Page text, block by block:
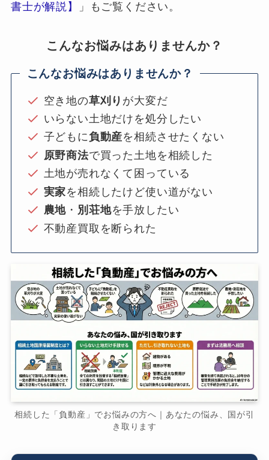
書士が解説】
」もご覧ください。
こんなお悩みはありませんか？
こんなお悩みはありませんか？
空き地の草刈り が大変だ
いらない土地だけを処分したい
子どもに負動産を相続させたくない
原野商法で買った土地を相続した
土地が売れなくて困っている
実家を相続したけど使い道がない
農地 ・ 別荘地を手放したい
不動産買取を断られた
相続した「負動産」でお悩みの方へ｜あなたの悩み、国が引
き取ります